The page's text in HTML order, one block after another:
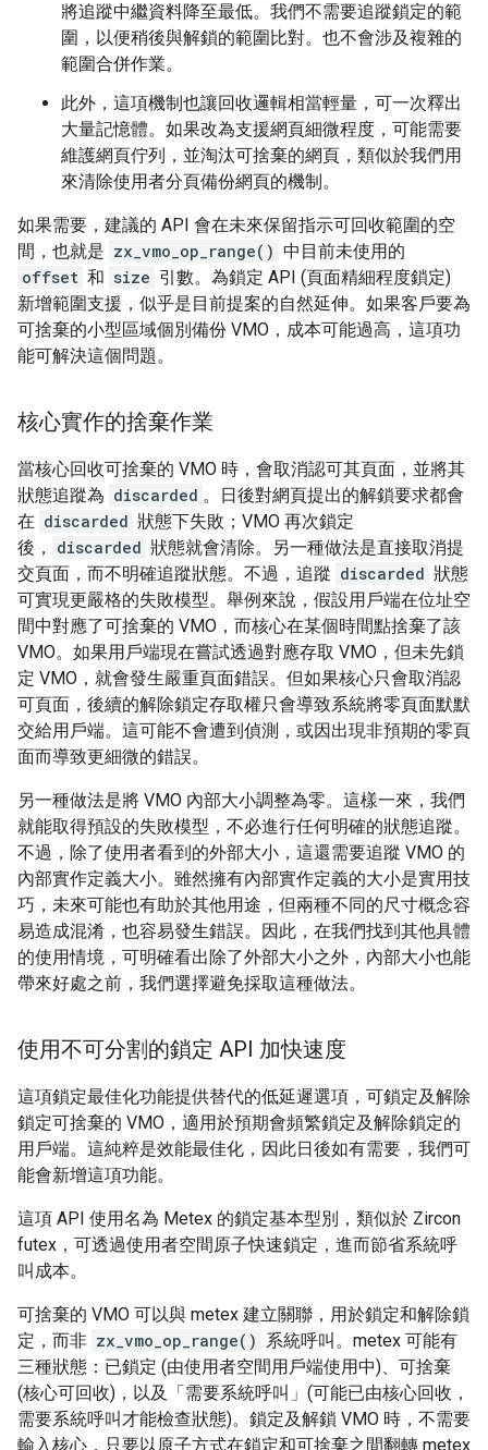
將追蹤中繼資料降至最低。我們不需要追蹤鎖定的範
圍，以便稍後與解鎖的範圍比對。也不會涉及複雜的
範圍合併作業。
此外，這項機制也讓回收邏輯相當輕量，可一次釋出
大量記憶體。如果改為支援網頁細微程度，可能需要
維護網頁佇列，並淘汰可捨棄的網頁，類似於我們用
來清除使用者分頁備份網頁的機制。
如果需要，建議的 API 會在未來保留指示可回收範圍的空
間，也就是 zx_vmo_op_range() 中目前未使用的
offset 和 size 引數。為鎖定 API (頁面精細程度鎖定)
新增範圍支援，似乎是目前提案的自然延伸。如果客戶要為
可捨棄的小型區域個別備份 VMO，成本可能過高，這項功
能可解決這個問題。
核心實作的捨棄作業
當核心回收可捨棄的 VMO 時，會取消認可其頁面，並將其
狀態追蹤為 discarded 。日後對網頁提出的解鎖要求都會
在 discarded 狀態下失敗；VMO 再次鎖定
後，
discarded 狀態就會清除。另一種做法是直接取消提
交頁面，而不明確追蹤狀態。不過，追蹤 discarded 狀態
可實現更嚴格的失敗模型。舉例來說，假設用戶端在位址空
間中對應了可捨棄的 VMO，而核心在某個時間點捨棄了該
VMO。如果用戶端現在嘗試透過對應存取 VMO，但未先鎖
定 VMO，就會發生嚴重頁面錯誤。但如果核心只會取消認
可頁面，後續的解除鎖定存取權只會導致系統將零頁面默默
交給用戶端。這可能不會遭到偵測，或因出現非預期的零頁
面而導致更細微的錯誤。
另一種做法是將 VMO 內部大小調整為零。這樣一來，我們
就能取得預設的失敗模型，不必進行任何明確的狀態追蹤。
不過，除了使用者看到的外部大小，這還需要追蹤 VMO 的
內部實作定義大小。雖然擁有內部實作定義的大小是實用技
巧，未來可能也有助於其他用途，但兩種不同的尺寸概念容
易造成混淆，也容易發生錯誤。因此，在我們找到其他具體
的使用情境，可明確看出除了外部大小之外，內部大小也能
帶來好處之前，我們選擇避免採取這種做法。
使用不可分割的鎖定 API 加快速度
這項鎖定最佳化功能提供替代的低延遲選項，可鎖定及解除
鎖定可捨棄的 VMO，適用於預期會頻繁鎖定及解除鎖定的
用戶端。這純粹是效能最佳化，因此日後如有需要，我們可
能會新增這項功能。
這項 API 使用名為 Metex 的鎖定基本型別，類似於 Zircon
futex，可透過使用者空間原子快速鎖定，進而節省系統呼
叫成本。
可捨棄的 VMO 可以與 metex 建立關聯，用於鎖定和解除鎖
定，而非 zx_vmo_op_range() 系統呼叫。metex 可能有
三種狀態：已鎖定 (由使用者空間用戶端使用中)、可捨棄
(核心可回收)，以及「需要系統呼叫」(可能已由核心回收，
需要系統呼叫才能檢查狀態)。鎖定及解鎖 VMO 時，不需要
輸入核心，只要以原子方式在鎖定和可捨棄之間翻轉 metex